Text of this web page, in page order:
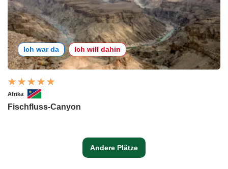
Ich war da Ich will dahin
Afrika
Fischfluss-Canyon
Andere Plätze